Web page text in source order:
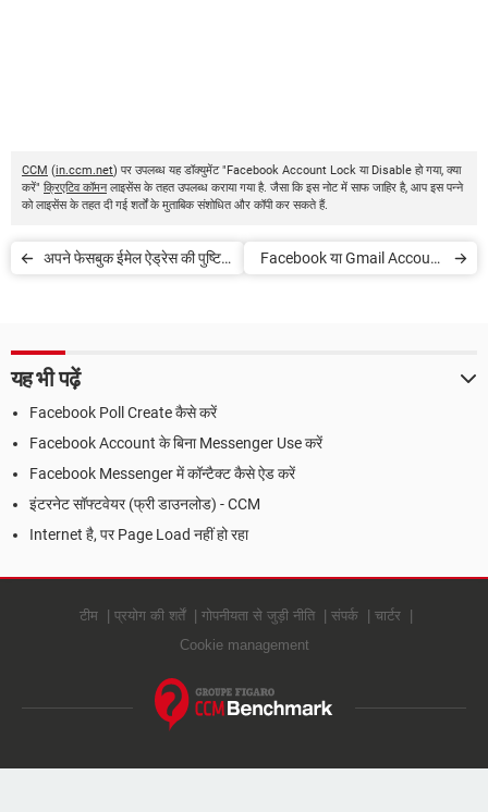
CCM (in.ccm.net) पर उपलब्ध यह डॉक्युमेंट "Facebook Account Lock या Disable हो गया, क्या
करें" क्रिएटिव कॉमनलाइसेंस के तहत उपलब्ध कराया गया है. जैसा कि इस नोट में साफ जाहिर है, आप इस पन्ने
को लाइसेंस के तहत दी गई शर्तों के मुताबिक संशोधित और कॉपी कर सकते हैं.
अपने फेसबुक ईमेल ऐड्रेस की पुष्टि
Facebook या Gmail Account
यह भी पढ़ें
Facebook Poll Create कैसे करें
Facebook Account के बिना Messenger Use करें
Facebook Messenger में कॉन्टैक्ट कैसे ऐड करें
इंटरनेट सॉफ्टवेयर (फ्री डाउनलोड) - CCM
Internet है, पर Page Load नहीं हो रहा
टीम प्रयोग की शर्तें गोपनीयता से जुड़ी नीति संपर्क
चार्टर
Cookie management